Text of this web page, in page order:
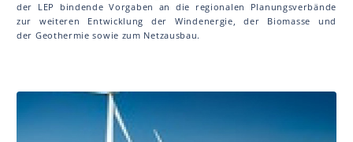
der LEP bindende Vorgaben an die regionalen Planungsverbände
zur weiteren Entwicklung der Windenergie, der Biomasse und
der Geothermie sowie zum Netzausbau.